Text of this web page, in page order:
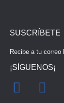
SUSCRÍBETE
Recibe a tu
¡SÍGUENOS¡
F
I